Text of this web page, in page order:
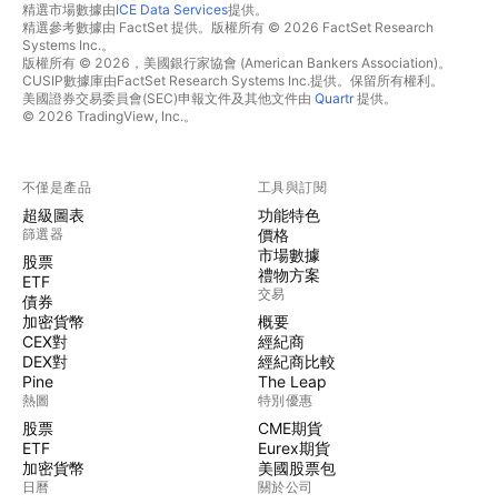
精選市場數據由ICE Data Services提供。
精選參考數據由 FactSet 提供。版權所有 © 2026 FactSet Research
Systems Inc.。
版權所有 © 2026，美國銀行家協會 (American Bankers Association)。
CUSIP數據庫由FactSet Research Systems Inc.提供。保留所有權利。
美國證券交易委員會(SEC)申報文件及其他文件由 Quartr提供。
© 2026 TradingView, Inc.。
不僅是產品
超級圖表
篩選器
股票
ETF
債券
加密貨幣
CEX對
DEX對
Pine
熱圖
股票
ETF
加密貨幣
日曆
工具與訂閱
功能特色
價格
市場數據
禮物方案
交易
概要
經紀商
經紀商比較
The Leap
特別優惠
CME期貨
Eurex期貨
美國股票包
關於公司